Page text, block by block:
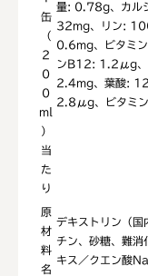
缶
（
2
0
0
ml
）
当
た
り
量: 0.78g、カル
32mg、リン:
0.6mg、ビタミ
ンB12: 1.2μg、
2.4mg、葉酸:
2.8μg、ビタミ
原
材
料
名
デキストリン（国
チン、砂糖、難消
キス／クエン酸